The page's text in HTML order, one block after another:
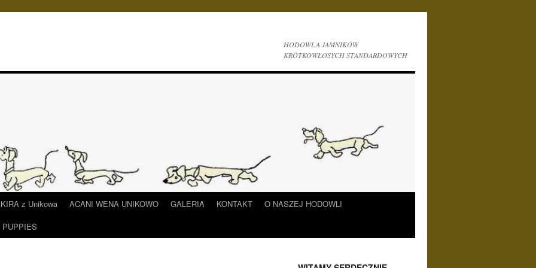
HODOWLA JAMNIKÓW
KRÓTKOWŁOSYCH STANDARDOWYCH
z Unikowa ACANI WENA UNIKOWO GALERIA KONTAKT
O NASZEJ HODOWLI